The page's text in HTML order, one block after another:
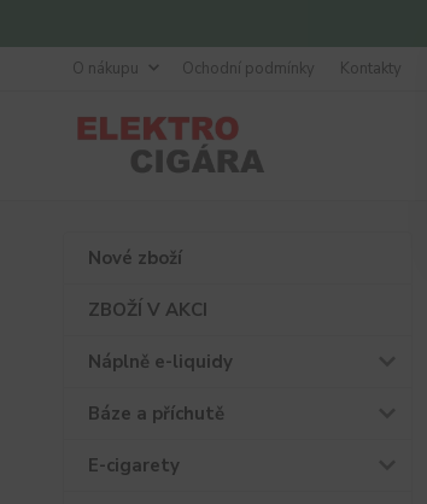
O nákupu Ochodní podmínky Kontakty
Nové zboží
ZBOŽÍ V AKCI
Náplně e-liquidy
Báze a příchutě
E-cigarety